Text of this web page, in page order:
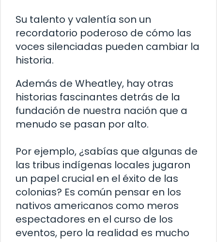
Su talento y valentía son un
recordatorio poderoso de cómo las
voces silenciadas pueden cambiar la
historia.
Además de Wheatley, hay otras
historias fascinantes detrás de la
fundación de nuestra nación que a
menudo se pasan por alto.
Por ejemplo, ¿sabías que algunas de
las tribus indígenas locales jugaron
un papel crucial en el éxito de las
colonias? Es común pensar en los
nativos americanos como meros
espectadores en el curso de los
eventos, pero la realidad es mucho